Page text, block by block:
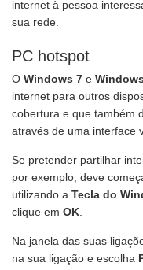
internet à pessoa
sua rede.
PC hotspot
O Windows 7 e
internet para outros
cobertura e que também
através de uma interface
Se pretender partilhar
por exemplo, deve
utilizando a Tecla do
clique em OK
Na janela das suas
na sua ligação e escolha